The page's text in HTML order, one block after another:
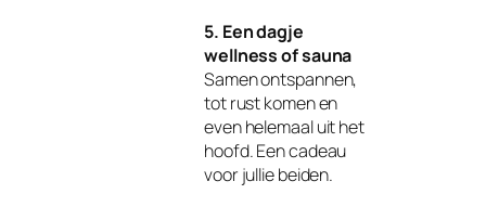
5. Een dagje
wellness of sauna
Samen ontspannen,
tot rust komen en
even helemaal uit het
hoofd. Een cadeau
voor jullie beiden.